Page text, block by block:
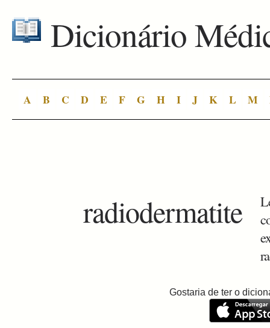
Dicionário
A B C D E F G H I J K L M
radiodermatite
Gostaria de ter o